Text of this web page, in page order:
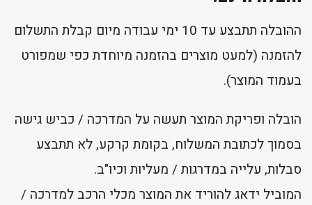
ההובלה תתבצע עד 10 ימי עבודה מיום קבלת התשלום
להזמנה (למעט מוצרים בהזמנה מיוחדת כפי שמפורט
בעמוד המוצר).
הובלה ופריקת המוצר תעשה על המדרכה / כביש גישה
בסמוך לכתובת המשלוח, בקומת קרקע, לא תתבצע
סבלות, עלייה במדרגות / מעליות וכיו"ב.
המוביל ידאג להוריד את המוצר מכלי הרכב למדרכה /